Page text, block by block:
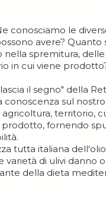
conosciamo le
avere?
nella spremitura,
in cui viene
il segno" della
sul
territorio,
fornendo
tutta italiana
varietà di ulivi danno
della dieta